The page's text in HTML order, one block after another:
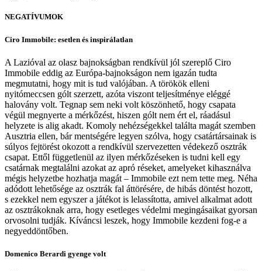
NEGATÍVUMOK
Ciro Immobile: esetlen és inspirálatlan
A Lazióval az olasz bajnokságban rendkívül jól szereplő Ciro
Immobile eddig az Európa-bajnokságon nem igazán tudta
megmutatni, hogy mit is tud valójában. A törökök elleni
nyitómeccsen gólt szerzett, azóta viszont teljesítménye eléggé
halovány volt. Tegnap sem neki volt köszönhető, hogy csapata
végül megnyerte a mérkőzést, hiszen gólt nem ért el, ráadásul
helyzete is alig akadt. Komoly nehézségekkel találta magát szemben
Ausztria ellen, bár mentségére legyen szólva, hogy csatártársainak is
súlyos fejtörést okozott a rendkívül szervezetten védekező osztrák
csapat. Ettől függetlenül az ilyen mérkőzéseken is tudni kell egy
csatárnak megtalálni azokat az apró réseket, amelyeket kihasználva
mégis helyzetbe hozhatja magát – Immobile ezt nem tette meg. Néha
adódott lehetősége az osztrák fal áttörésére, de hibás döntést hozott,
s ezekkel nem egyszer a játékot is lelassította, amivel alkalmat adott
az osztrákoknak arra, hogy esetleges védelmi megingásaikat gyorsan
orvosolni tudják. Kíváncsi leszek, hogy Immobile kezdeni fog-e a
negyeddöntőben.
Domenico Berardi gyenge volt